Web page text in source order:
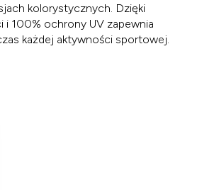
kolorystycznych. Dzięki
100% ochrony UV zapewnia
każdej aktywności sportowej.